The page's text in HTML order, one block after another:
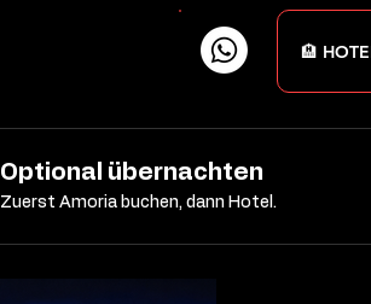
🏨
Optional übernachten
Zuerst Amoria buchen, dann Hotel.